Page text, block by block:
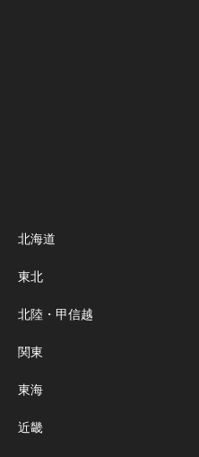
北海道
東北
北陸・甲信越
関東
東海
近畿